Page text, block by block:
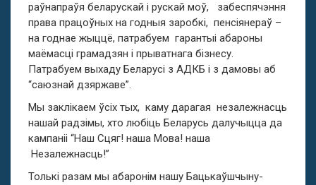
раўнапраўя беларускай і рускай моў,
забеспячэння
права працоўных на годныя заробкі, пенсіянераў –
на годнае жыццё, патрабуем гарантыі абароны
маёмасці грамадзян і прыватнага бізнесу.
Патрабуем выхаду Беларусі з АДКБ і з дамовы аб
“саюзнай дзяржаве”.
Мы заклікаем ўсіх тых, каму дарагая незалежнасць
нашай радзімы, хто любіць Беларусь далучыцца да
кампаніі “Наш Сцяг! наша Мова! наша
Незалежнасць!”
Толькі разам мы абаронім нашу Бацькаўшчыну-